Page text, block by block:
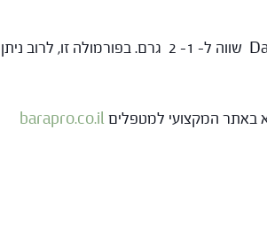
באתר המקצועי למטפליםbarapro.co.il